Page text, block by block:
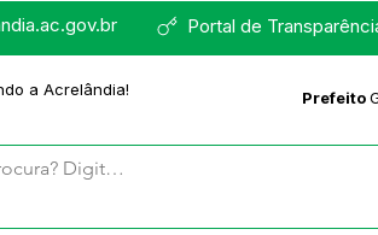
Portal de
a Acrelândia! Prefeito